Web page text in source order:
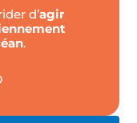
d’agir
.